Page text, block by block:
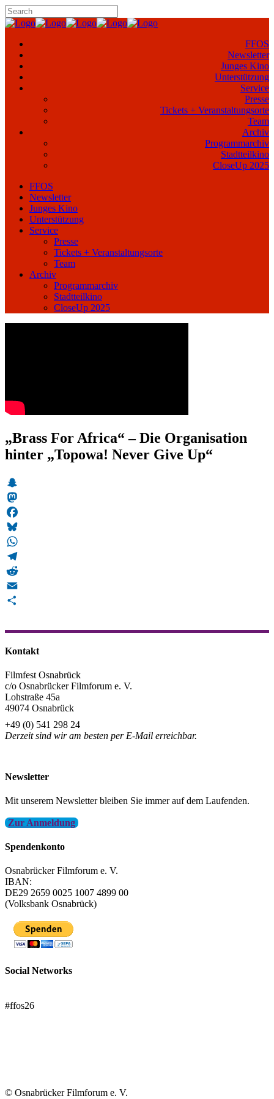
FFOS
Newsletter
Junges Kino
Unterstützung
Service
Presse
Tickets + Veranstaltungsorte
Team
Archiv
Programmarchiv
Stadtteilkino
CloseUp 2025
FFOS
Newsletter
Junges Kino
Unterstützung
Service
Presse
Tickets + Veranstaltungsorte
Team
Archiv
Programmarchiv
Stadtteilkino
CloseUp 2025
„Brass For Africa“ – Die Organisation
hinter „Topowa! Never Give Up“
Snapchat
Mastodon
Facebook
Bluesky
WhatsApp
Telegram
Reddit
Email
Kontakt
Filmfest Osnabrück
c/o Osnabrücker Filmforum e. V.
Lohstraße 45a
49074 Osnabrück
+49 (0) 541 298 24
Derzeit sind wir am besten per E-Mail erreichbar.
Newsletter
Mit unserem Newsletter bleiben Sie immer auf dem Laufenden.
Zur Anmeldung
Spendenkonto
Osnabrücker Filmforum e. V.
IBAN:
DE29 2659 0025 1007 4899 00
(Volksbank Osnabrück)
Social Networks
#ffos26
© Osnabrücker Filmforum e. V.